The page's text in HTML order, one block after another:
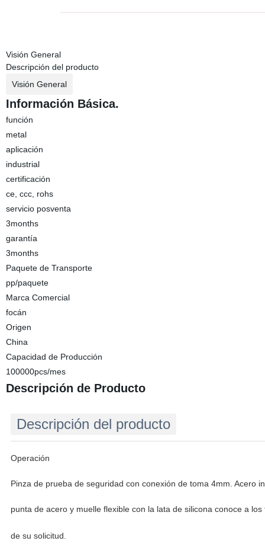
Visión General
Descripción del producto
Visión General
Información Básica.
función
metal
aplicación
industrial
certificación
ce, ccc, rohs
servicio posventa
3months
garantía
3months
Paquete de Transporte
pp/paquete
Marca Comercial
focán
Origen
China
Capacidad de Producción
100000pcs/mes
Descripción de Producto
Descripción del producto
Operación
Pinza de prueba de seguridad con conexión de toma 4mm. Acero
punta de acero y muelle flexible con la lata de silicona conoce a los
de su solicitud.